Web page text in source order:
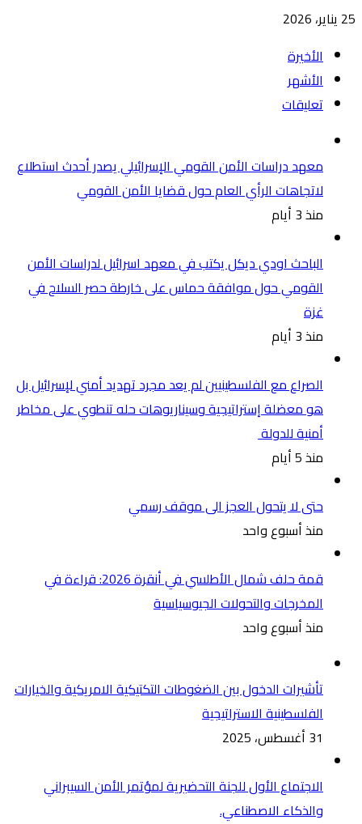
25 يناير، 2026
الأخيرة
الأشهر
تعليقات
معهد دراسات الأمن القومي الإسرائيلي يصدر أحدث استطلاع
لاتجاهات الرأي العام حول قضايا الأمن القومي
منذ 3 أيام
الباحث اودي ديكل يكتب في معهد اسرائيل لدراسات الأمن
القومي حول موافقة حماس على خارطة حصر السلاح في
غزة
منذ 3 أيام
الصراع مع الفلسطينيين لم يعد مجرد تهديد أمني لإسرائيل بل
هو معضلة إستراتيجية وسيناريوهات حله تنطوي على مخاطر
أمنية للدولة
منذ 5 أيام
حتى لا يتحول العجز الى موقف رسمي
منذ أسبوع واحد
قمة حلف شمال الأطلسي في أنقرة 2026: قراءة في
المخرجات والتحولات الجيوسياسية
منذ أسبوع واحد
تأشيرات الدخول بين الضغوطات التكتيكية الامريكية والخيارات
الفلسطينية الاستراتيجية
31 أغسطس، 2025
الاجتماع الأول للجنة التحضيرية لمؤتمر الأمن السيبراني
والذكاء الاصطناعي.